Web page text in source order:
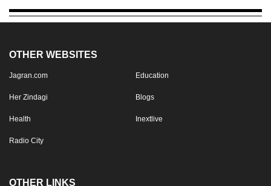
OTHER WEBSITES
Jagran.com Education
Her Zindagi Blogs
Health Inextlive
Radio City
OTHER LINKS